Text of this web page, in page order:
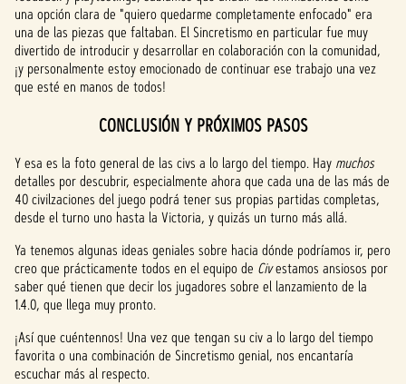
una opción clara de "quiero quedarme completamente enfocado" era
una de las piezas que faltaban. El Sincretismo en particular fue muy
divertido de introducir y desarrollar en colaboración con la comunidad,
¡y personalmente estoy emocionado de continuar ese trabajo una vez
que esté en manos de todos!
CONCLUSIÓN Y PRÓXIMOS PASOS
Y esa es la foto general de las civs a lo largo del tiempo. Hay muchos
detalles por descubrir, especialmente ahora que cada una de las más de
40 civilzaciones del juego podrá tener sus propias partidas completas,
desde el turno uno hasta la Victoria, y quizás un turno más allá.
Ya tenemos algunas ideas geniales sobre hacia dónde podríamos ir, pero
creo que prácticamente todos en el equipo de Civestamos ansiosos por
saber qué tienen que decir los jugadores sobre el lanzamiento de la
1.4.0, que llega muy pronto.
¡Así que cuéntennos! Una vez que tengan su civ a lo largo del tiempo
favorita o una combinación de Sincretismo genial, nos encantaría
escuchar más al respecto.